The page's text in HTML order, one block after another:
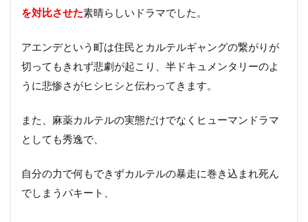
を対比させた素晴らしいドラマでした。
アエンデという町は住民とカルテルギャングの繋がりが
切ってもきれず悲劇が起こり、半ドキュメンタリーのよ
うに悲惨さがヒシヒシと伝わってきます。
また、麻薬カルテルの実態だけでなくヒューマンドラマ
としても秀逸で、
自分の力で何もできずカルテルの暴走に巻き込まれ死ん
でしまうパキート、